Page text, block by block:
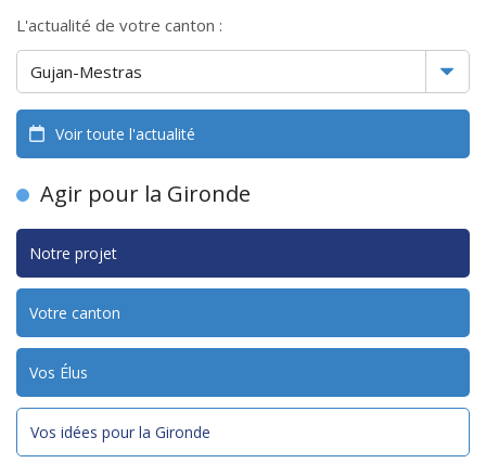
L'actualité de votre canton :
Voir toute l'actualité
Agir pour la Gironde
Notre projet
Votre canton
Vos Élus
Vos idées pour la Gironde